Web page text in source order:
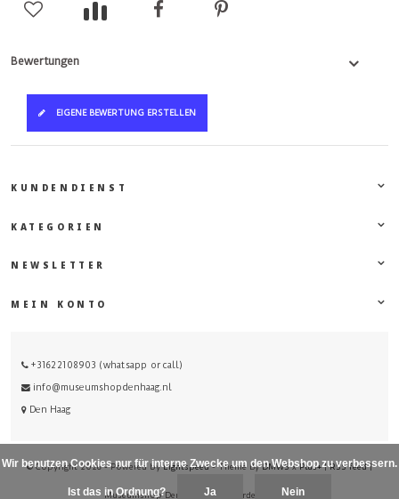
Bewertungen
EIGENE BEWERTUNG ERSTELLEN
KUNDENDIENST
KATEGORIEN
NEWSLETTER
MEIN KONTO
+31622108903 (whatsapp or call)
info@museumshopdenhaag.nl
Den Haag
© Copyright 2026 - Powered byLightspeed- Theme ByDMWSxPlus+|RSS feed|
Museumshop Den Haag
/- beoordelingen op
Wir benutzen Cookies nur für interne Zwecke um den Webshop zu verbessern.
Ist das in Ordnung? Ja Nein